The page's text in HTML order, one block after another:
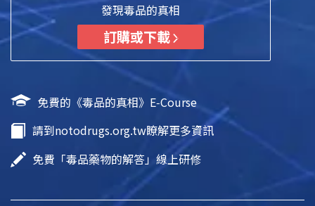
發現毒品的真相
訂購或下載
免費的《毒品的真相》E‑Course
請到notodrugs.org.tw瞭解更多資訊
免費「毒品藥物的解答」線上研修